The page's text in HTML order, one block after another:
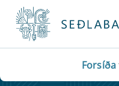
Fara beint í Meginmál
Forsíða